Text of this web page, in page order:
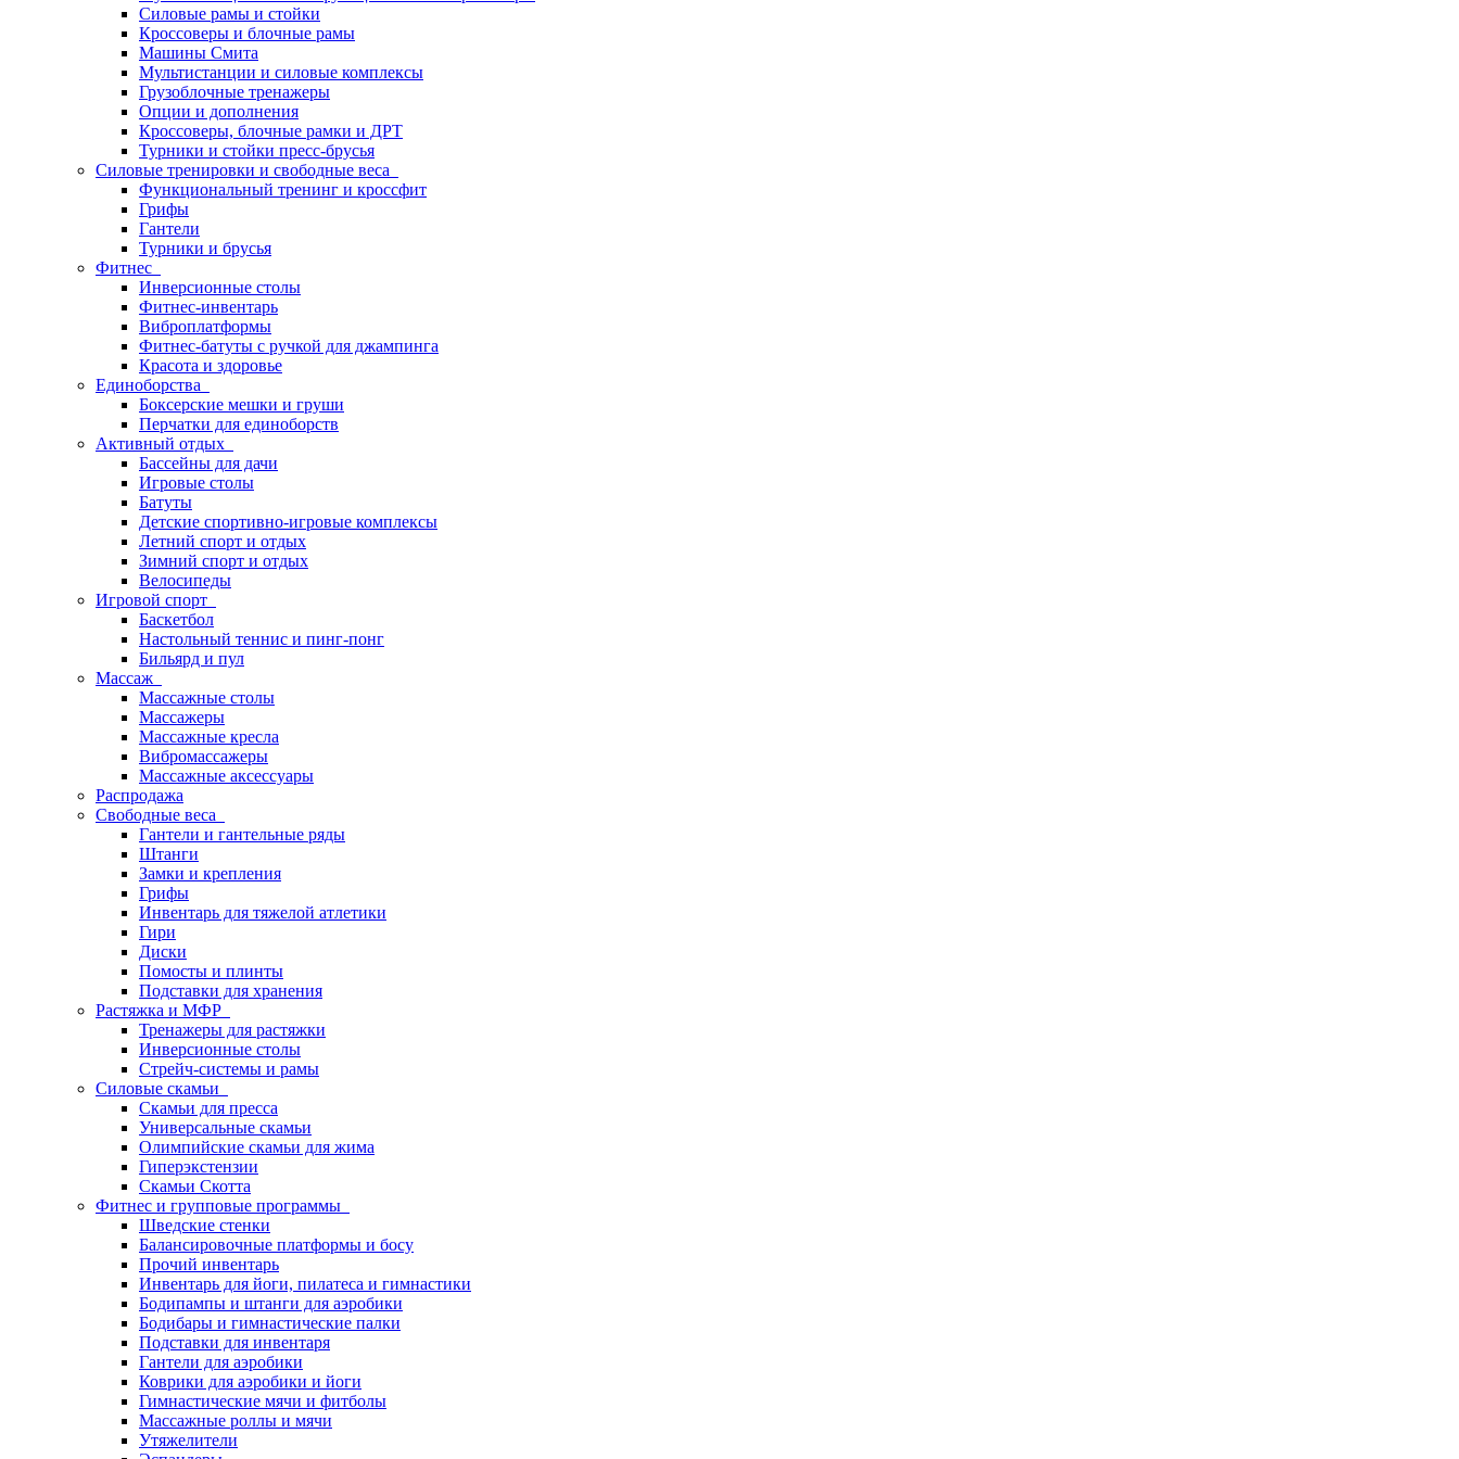
Силовые рамы и стойки
Кроссоверы и блочные рамы
Машины Смита
Мультистанции и силовые комплексы
Грузоблочные тренажеры
Опции и дополнения
Кроссоверы, блочные рамки и ДРТ
Турники и стойки пресс-брусья
Силовые тренировки и свободные веса
Функциональный тренинг и кроссфит
Грифы
Гантели
Турники и брусья
Фитнес
Инверсионные столы
Фитнес-инвентарь
Виброплатформы
Фитнес-батуты с ручкой для джампинга
Красота и здоровье
Единоборства
Боксерские мешки и груши
Перчатки для единоборств
Активный отдых
Бассейны для дачи
Игровые столы
Батуты
Детские спортивно-игровые комплексы
Летний спорт и отдых
Зимний спорт и отдых
Велосипеды
Игровой спорт
Баскетбол
Настольный теннис и пинг-понг
Бильярд и пул
Массаж
Массажные столы
Массажеры
Массажные кресла
Вибромассажеры
Массажные аксессуары
Распродажа
Свободные веса
Гантели и гантельные ряды
Штанги
Замки и крепления
Грифы
Инвентарь для тяжелой атлетики
Гири
Диски
Помосты и плинты
Подставки для хранения
Растяжка и МФР
Тренажеры для растяжки
Инверсионные столы
Стрейч-системы и рамы
Силовые скамьи
Скамьи для пресса
Универсальные скамьи
Олимпийские скамьи для жима
Гиперэкстензии
Скамьи Скотта
Фитнес и групповые программы
Шведские стенки
Балансировочные платформы и босу
Прочий инвентарь
Инвентарь для йоги, пилатеса и гимнастики
Бодипампы и штанги для аэробики
Бодибары и гимнастические палки
Подставки для инвентаря
Гантели для аэробики
Коврики для аэробики и йоги
Гимнастические мячи и фитболы
Массажные роллы и мячи
Утяжелители